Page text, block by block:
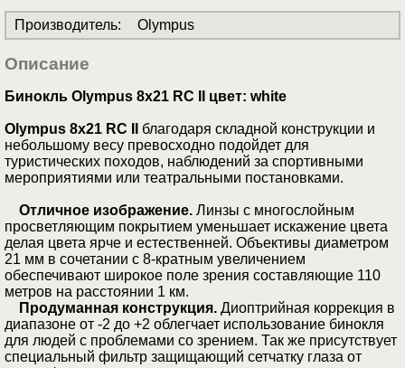
Производитель: Olympus
Описание
Бинокль Olympus 8x21 RC II цвет: white
Olympus 8х21 RC II благодаря складной конструкции и
небольшому весу превосходно подойдет для
туристических походов, наблюдений за спортивными
мероприятиями или театральными постановками.
Отличное изображение. Линзы с многослойным
просветляющим покрытием уменьшает искажение цвета
делая цвета ярче и естественней. Объективы диаметром
21 мм в сочетании с 8-кратным увеличением
обеспечивают широкое поле зрения составляющие 110
метров на расстоянии 1 км.
Продуманная конструкция. Диоптрийная коррекция в
диапазоне от -2 до +2 облегчает использование бинокля
для людей с проблемами со зрением. Так же присутствует
специальный фильтр защищающий сетчатку глаза от